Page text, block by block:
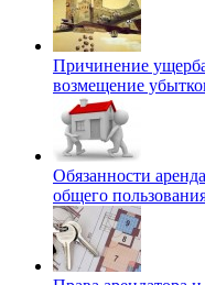
Причинение
возмещение
Обязанности
общего